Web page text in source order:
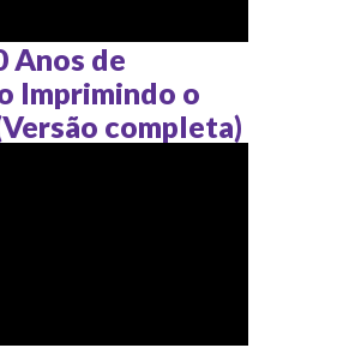
Anos de
Imprimindo o
completa)